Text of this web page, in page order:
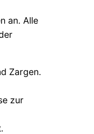
an. Alle
Zargen.
zur